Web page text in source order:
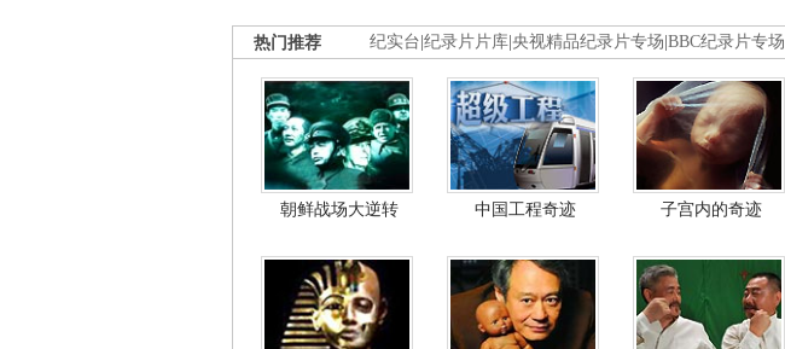
纪实台 纪录片片库 央视精品纪录片专场 BBC纪录片专场
热门推荐
朝鲜战场大逆转 中国工程奇迹 子宫内的奇迹